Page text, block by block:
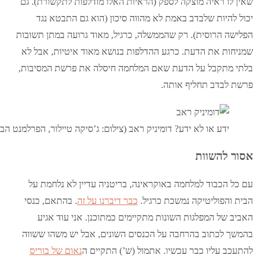
יכול להיות שלבדב באמת לא מהווה סיכון (הוא גם התבטא נגד
הפלישה הרוסית). רק שהממשלה, כרגיל, מאוד גרועה במתן תשובות
שמניחות את הדעת. כרגע ההדלפות בנושא מאוד איטיות, אבל לא
בלתי מתקבל על הדעת שאם המלחמה חיסלה את פרשת המסיבות,
פרשת לבדב תחליף אותה.
ידע או לא ידע? דומיניק ראב (צילום: ג’סיקה טיילור, הפרלמנט
אסור להשוות
עם כל הכבוד למלחמה באוקראינה, בריטניה עדיין לא נלחמת על
הבית והפוליטיקה נמשכת כרגיל. כבר דיברנו על זה. בהתאם, כנסי
האביב של המפלגות השונות מתקיימים כמתוכנן. אני עוד אגיע
בהמשך לכתוב בהרחבה על הכנסים השונים, אבל יש משהו ששווה
להתעכב עליו כבר עכשיו. אתמול (ש’) התקיים הנאום של בוריס